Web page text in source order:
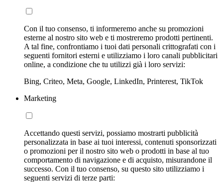
Con il tuo consenso, ti informeremo anche su promozioni
esterne al nostro sito web e ti mostreremo prodotti pertinenti.
A tal fine, confrontiamo i tuoi dati personali crittografati con i
seguenti fornitori esterni e utilizziamo i loro canali pubblicitari
online, a condizione che tu utilizzi già i loro servizi:
Bing, Criteo, Meta, Google, LinkedIn, Printerest, TikTok
Marketing
Accettando questi servizi, possiamo mostrarti pubblicità
personalizzata in base ai tuoi interessi, contenuti sponsorizzati
o promozioni per il nostro sito web o prodotti in base al tuo
comportamento di navigazione e di acquisto, misurandone il
successo. Con il tuo consenso, su questo sito utilizziamo i
seguenti servizi di terze parti: